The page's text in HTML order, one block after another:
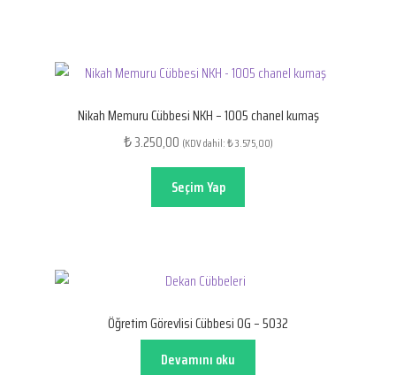
Nikah Memuru Cübbesi NKH – 1005 chanel kumaş
₺3.250,00 (KDV dahil: ₺3.575,00)
Seçim Yap
Öğretim Görevlisi Cübbesi OG – 5032
Devamını oku